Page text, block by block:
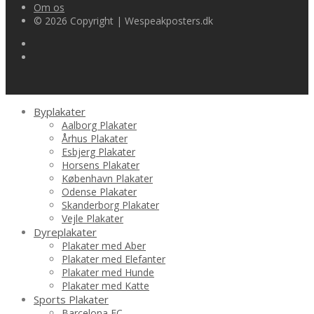
Om os
© 2026 Copyright | Wespeakposters.dk
Byplakater
Aalborg Plakater
Århus Plakater
Esbjerg Plakater
Horsens Plakater
København Plakater
Odense Plakater
Skanderborg Plakater
Vejle Plakater
Dyreplakater
Plakater med Aber
Plakater med Elefanter
Plakater med Hunde
Plakater med Katte
Sports Plakater